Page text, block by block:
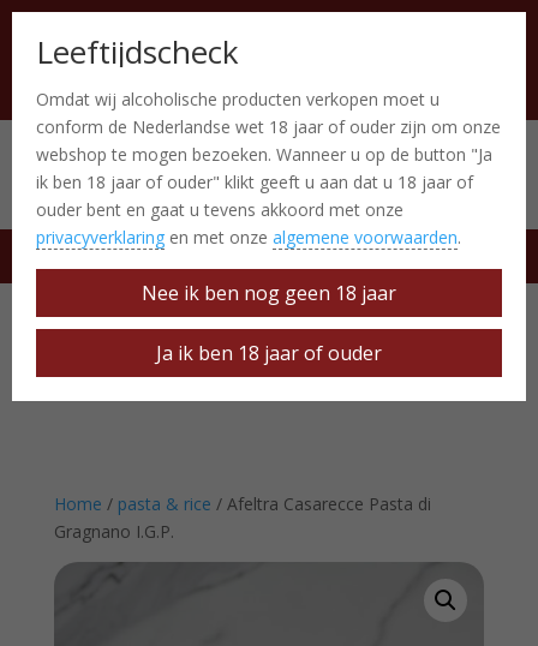
Italiaanse producten 0 Items
free delivery at € 50
Home / pasta & rice / Afeltra Casarecce Pasta di
Gragnano I.G.P.
Leeftijdscheck
Omdat wij alcoholische producten verkopen moet u
conform de Nederlandse wet 18 jaar of ouder zijn om onze
webshop te mogen bezoeken. Wanneer u op de button "Ja
ik ben 18 jaar of ouder" klikt geeft u aan dat u 18 jaar of
ouder bent en gaat u tevens akkoord met onze
privacyverklaring en met onze algemene voorwaarden.
Nee ik ben nog geen 18 jaar
Ja ik ben 18 jaar of ouder